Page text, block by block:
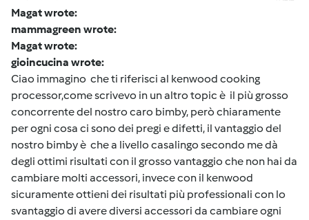
Magat wrote:
mammagreen wrote:
Magat wrote:
gioincucina wrote:
Ciao immagino che ti riferisci al kenwood cooking
processor,come scrivevo in un altro topic è il più grosso
concorrente del nostro caro bimby, però chiaramente
per ogni cosa ci sono dei pregi e difetti, il vantaggio del
nostro bimby è che a livello casalingo secondo me dà
degli ottimi risultati con il grosso vantaggio che non hai da
cambiare molti accessori, invece con il kenwood
sicuramente ottieni dei risultati più professionali con lo
svantaggio di avere diversi accessori da cambiare ogni